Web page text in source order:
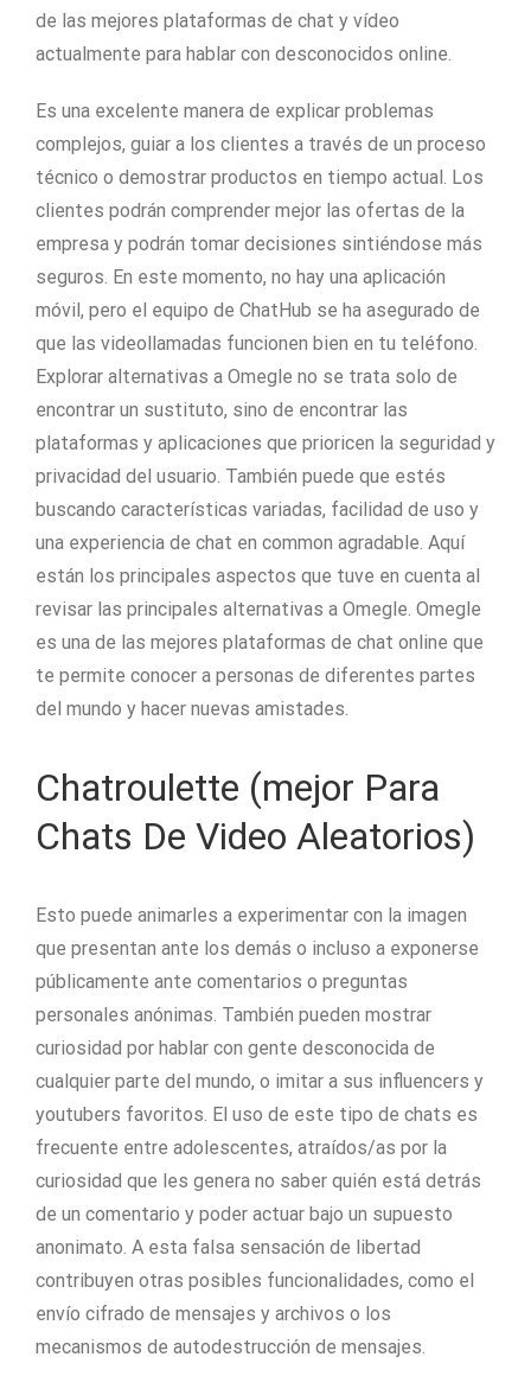
de las mejores plataformas de chat y vídeo
actualmente para hablar con desconocidos online.
Es una excelente manera de explicar problemas
complejos, guiar a los clientes a través de un proceso
técnico o demostrar productos en tiempo actual. Los
clientes podrán comprender mejor las ofertas de la
empresa y podrán tomar decisiones sintiéndose más
seguros. En este momento, no hay una aplicación
móvil, pero el equipo de ChatHub se ha asegurado de
que las videollamadas funcionen bien en tu teléfono.
Explorar alternativas a Omegle no se trata solo de
encontrar un sustituto, sino de encontrar las
plataformas y aplicaciones que prioricen la seguridad y
privacidad del usuario. También puede que estés
buscando características variadas, facilidad de uso y
una experiencia de chat en common agradable. Aquí
están los principales aspectos que tuve en cuenta al
revisar las principales alternativas a Omegle. Omegle
es una de las mejores plataformas de chat online que
te permite conocer a personas de diferentes partes
del mundo y hacer nuevas amistades.
Chatroulette (mejor Para
Chats De Video Aleatorios)
Esto puede animarles a experimentar con la imagen
que presentan ante los demás o incluso a exponerse
públicamente ante comentarios o preguntas
personales anónimas. También pueden mostrar
curiosidad por hablar con gente desconocida de
cualquier parte del mundo, o imitar a sus influencers y
youtubers favoritos. El uso de este tipo de chats es
frecuente entre adolescentes, atraídos/as por la
curiosidad que les genera no saber quién está detrás
de un comentario y poder actuar bajo un supuesto
anonimato. A esta falsa sensación de libertad
contribuyen otras posibles funcionalidades, como el
envío cifrado de mensajes y archivos o los
mecanismos de autodestrucción de mensajes.